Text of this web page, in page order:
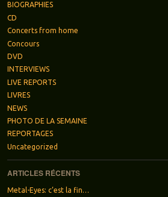
BIOGRAPHIES
CD
Concerts from home
Concours
DVD
INTERVIEWS
LIVE REPORTS
LIVRES
NEWS
PHOTO DE LA SEMAINE
REPORTAGES
Uncategorized
ARTICLES RÉCENTS
Metal-Eyes: c’est la fin…